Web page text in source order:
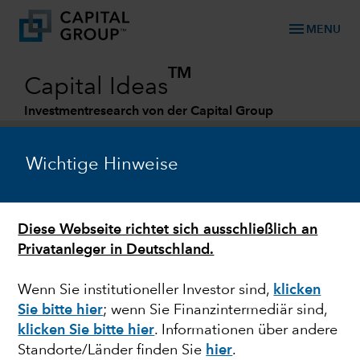
Wichtige Hinweise
Diese Webseite richtet sich ausschließlich an
Privatanleger in Deutschland.
Wenn Sie institutioneller Investor sind, klicken
Sie bitte hier; wenn Sie Finanzintermediär sind,
klicken Sie bitte hier. Informationen über andere
Standorte/Länder finden Sie hier.
menu MENU
Capital Ideas
TM
Investmentresearch von der Capital Group
ESG